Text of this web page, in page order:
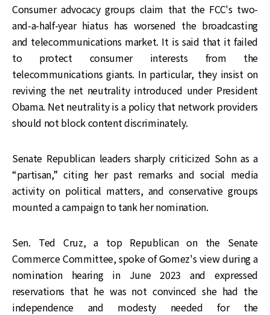
Consumer advocacy groups claim that the FCC's two-
and-a-half-year hiatus has worsened the broadcasting
and telecommunications market. It is said that it failed
to protect consumer interests from the
telecommunications giants. In particular, they insist on
reviving the net neutrality introduced under President
Obama. Net neutrality is a policy that network providers
should not block content discriminately.
Senate Republican leaders sharply criticized Sohn as a
“partisan,” citing her past remarks and social media
activity on political matters, and conservative groups
mounted a campaign to tank her nomination.
Sen. Ted Cruz, a top Republican on the Senate
Commerce Committee, spoke of Gomez's view during a
nomination hearing in June 2023 and expressed
reservations that he was not convinced she had the
independence and modesty needed for the